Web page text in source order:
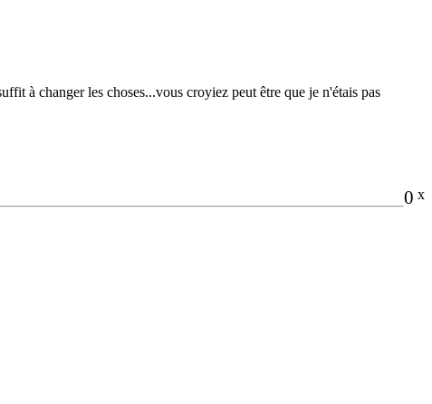
à changer les choses...vous croyiez peut être que je n'étais pas
0 x